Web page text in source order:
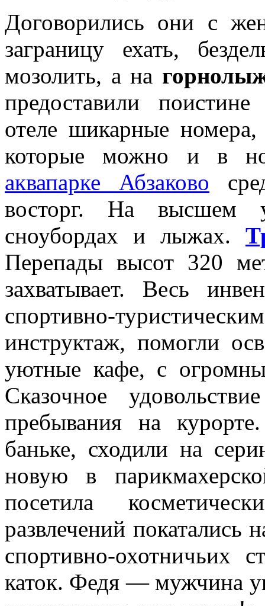
Договорились они с
заграницу ехать,
мозолить, а на
предоставили
отеле шикарные
которые можно и в
аквапарке Абзаково
восторг. На высшем
сноубордах и лыжах.
Перепады высот 320
захватывает. Весь
спортивно-
инструктаж, помогли
уютные кафе, с
Сказочное
пребывания на
баньке, сходили на
новую в
посетила
развлечений покатались
спортивно-охотничьих
каток. Федя — мужчина